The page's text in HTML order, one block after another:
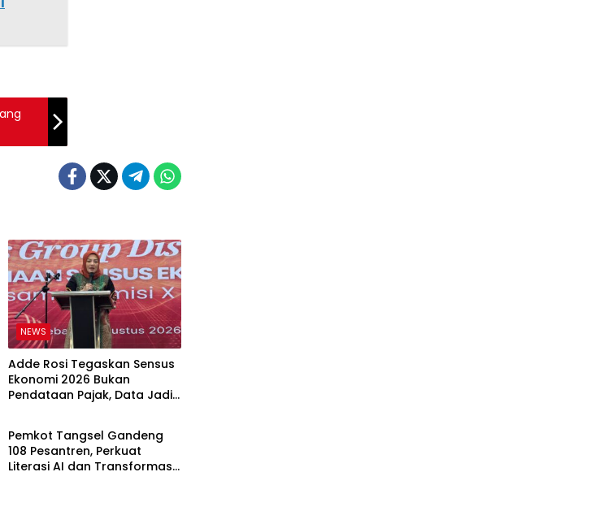
NEWS
Adde Rosi Tegaskan Sensus
Ekonomi 2026 Bukan
Pendataan Pajak, Data Jadi
NEWS
Pemkot Tangsel Gandeng
108 Pesantren, Perkuat
Literasi AI dan Transformasi